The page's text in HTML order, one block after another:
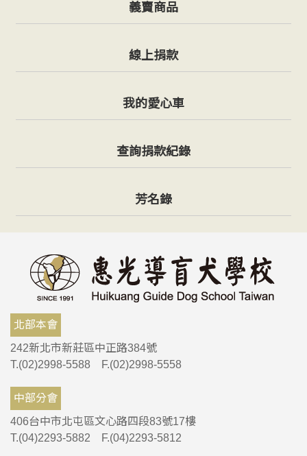
義賣商品
線上捐款
我的愛心車
查詢捐款紀錄
芳名錄
北部本會
242新北市新莊區中正路384號
T.(02)2998-5588 F.(02)2998-5558
中部分會
406台中市北屯區文心路四段83號17樓
T.(04)2293-5882 F.(04)2293-5812